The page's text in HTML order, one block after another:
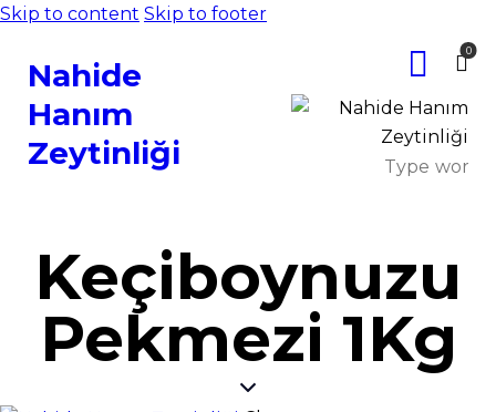
Skip to content Skip to footer
Nahide
Hanım
Zeytinliği
0
Keçiboynuzu
Pekmezi 1Kg